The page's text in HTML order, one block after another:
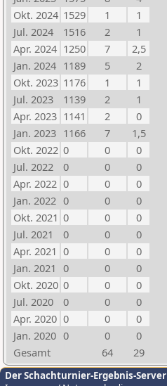
Okt. 2024 1529 1
1
Jul. 2024
1516 2
1
Apr. 2024 1250 7
2,5
Jan. 2024 1189 5
2
Okt. 2023 1176 1
1
Jul. 2023
1139 2
1
Apr. 2023 1141 2
0
Jan. 2023 1166 7
1,5
Okt. 2022 0 0
0
Jul. 2022
0 0
0
Apr. 2022 0 0
0
Jan. 2022 0 0
0
Okt. 2021 0 0
0
Jul. 2021
0 0
0
Apr. 2021 0 0
0
Jan. 2021 0 0
0
Okt. 2020 0 0
0
Jul. 2020
0 0
0
Apr. 2020 0 0
0
Jan. 2020 0 0
0
Gesamt
64 29
Der Schachturnier-Ergebnis-Server